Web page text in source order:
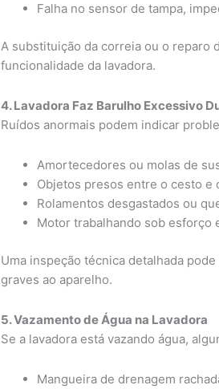
Falha no sensor de tampa,
A substituição da correia ou o reparo
funcionalidade da lavadora.
4. Lavadora Faz Barulho Excessivo
Ruídos anormais podem indicar
Amortecedores ou molas de
Objetos presos entre o cesto e
Rolamentos desgastados ou
Motor trabalhando sob esforço
Uma inspeção técnica detalhada
graves ao aparelho.
5. Vazamento de Água na Lavadora
Se a lavadora está vazando água,
Mangueira de drenagem